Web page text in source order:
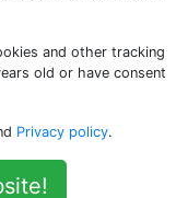
di lavoro, mi
and other tracking
old or have consent
Privacy policy.